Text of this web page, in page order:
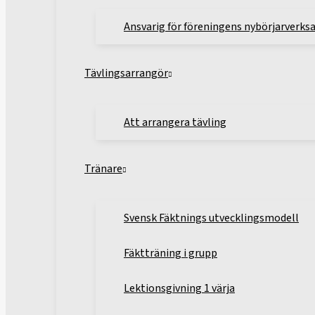
Ansvarig för föreningens
Tävlingsarrangör
Att arrangera tävling
Tränare
Svensk Fäktnings utvecklingsmodell
Fäktträning i grupp
Lektionsgivning 1 värja